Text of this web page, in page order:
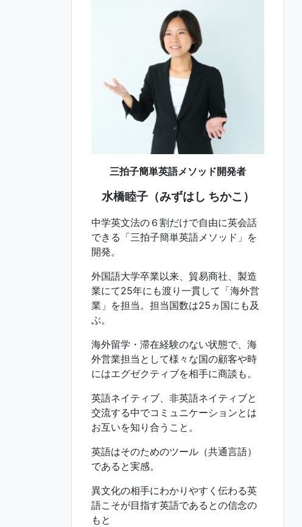
三拍子簡単英語メソッド開発者
水橋睦子（みずはし ちかこ）
中学英文法の６割だけで自由に英会話
できる「三拍子簡単英語メソッド」を
開発。
外国語大学卒業以来、貿易商社、製造
業にて25年にも渡り一貫して「海外営
業」を担当。担当国数は25ヵ国にも及
ぶ。
海外留学・滞在経験のない状態で、海
外営業担当として様々な国の顧客や時
にはエグゼクティブを相手に商談も。
英語ネイティブ、非英語ネイティブと
交流する中でコミュニケーションとは
お互いを知り合うこと。
英語はそのためのツール（共通言語）
であると実感。
異文化の相手にわかりやすく伝わる英
語こそが目指す英語であるとの信念の
もと